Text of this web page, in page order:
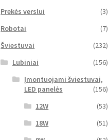
Prekės verslui
(3)
Robotai
(7)
Šviestuvai
(232)
Lubiniai
(156)
Įmontuojami šviestuvai,
LED panelės
(156)
12W
(53)
18W
(51)